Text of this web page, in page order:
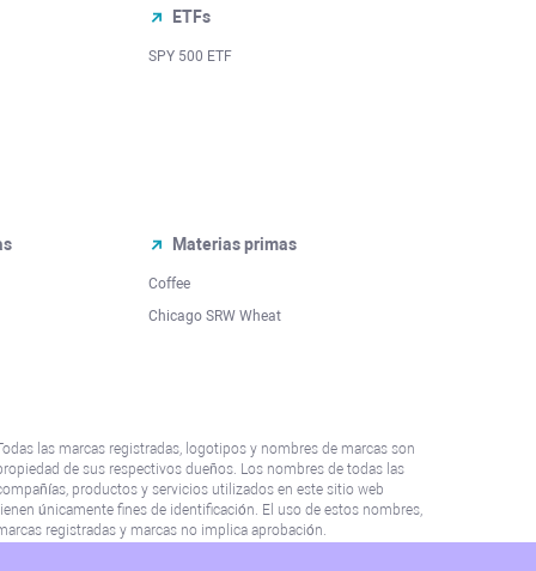
ETFs
SPY 500 ETF
Materias primas
Coffee
Chicago SRW Wheat
las marcas registradas, logotipos y nombres de marcas son
de sus respectivos dueños. Los nombres de todas las
productos y servicios utilizados en este sitio web
únicamente fines de identificación. El uso de estos nombres,
registradas y marcas no implica aprobación.